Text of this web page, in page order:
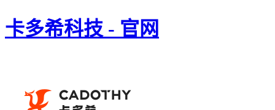
卡多希科技 - 官网